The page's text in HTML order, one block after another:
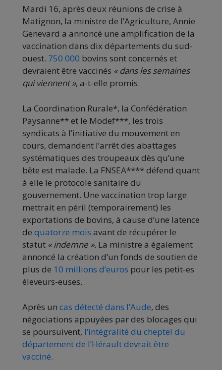
Mardi 16, après deux réunions de crise à
Matignon, la ministre de l’Agriculture, Annie
Genevard a annoncé une amplification de la
vaccination dans dix départements du sud-
ouest. 750 000 bovins sont concernés et
devraient être vaccinés « dans les semaines
qui viennent », a-t-elle promis.
La Coordination Rurale*, la Confédération
Paysanne** et le Modef***, les trois
syndicats à l’initiative du mouvement en
cours, demandent l’arrêt des abattages
systématiques des troupeaux dès qu’une
bête est malade. La FNSEA**** défend quant
à elle le protocole sanitaire du
gouvernement. Une vaccination trop large
mettrait en péril (temporairement) les
exportations de bovins, à cause d’une latence
de quatorze mois avant de récupérer le
statut « indemne ». La ministre a également
annoncé la création d’un fonds de soutien de
plus de 10 millions d’euros pour les petit-es
éleveurs-euses.
Après un cas détecté dans l’Aude, des
négociations appuyées par des blocages qui
se poursuivent, l’intégralité du cheptel du
département de l’Hérault devrait être
vacciné.